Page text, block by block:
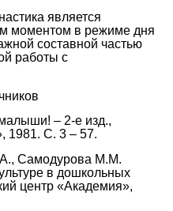
является
моментом в режиме дня
составной частью
работы с
– 2-е изд.,
1981. С. 3 – 57.
Самодурова М.М.
в дошкольных
центр «Академия»,